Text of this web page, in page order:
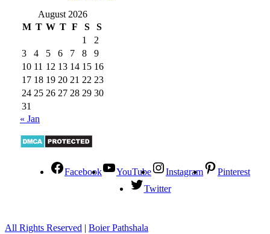
August 2026
M T W T F S
S
1
2
3
4 5 6 7 8
9
10 11 12 13 14 15 16
17 18 19 20 21 22 23
24 25 26 27 28 29 30
31
« Jan
Facebook YouTube Instagram
Pinterest
Twitter
All Rights Reserved | Boier Pathshala